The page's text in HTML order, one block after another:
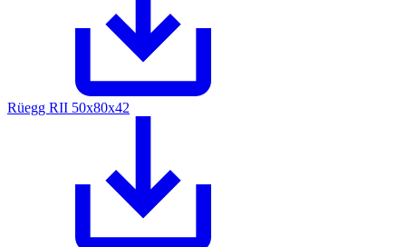
Rüegg RII 50x80x42